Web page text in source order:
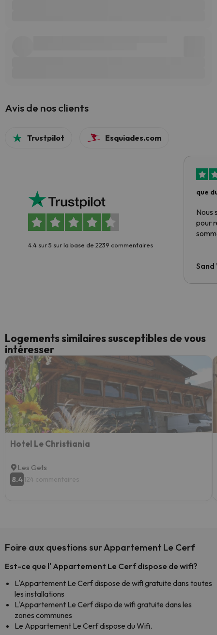
Avis de nos clients
Trustpilot Esquiades.com
4.4 sur 5 sur la base de 2239 commentaires
que
Nous
pour
Sand
Logements similaires susceptibles de vous
intéresser
Hotel Le Christiania
Les Gets
8.4124 commentaires
Foire aux questions sur Appartement Le Cerf
Est-ce que l' Appartement Le Cerf dispose de wifi?
L'Appartement Le Cerf dispose de wifi gratuite dans toutes
les installations
L'Appartement Le Cerf dispo de wifi gratuite dans les
zones communes
Le Appartement Le Cerf dispose du Wifi.